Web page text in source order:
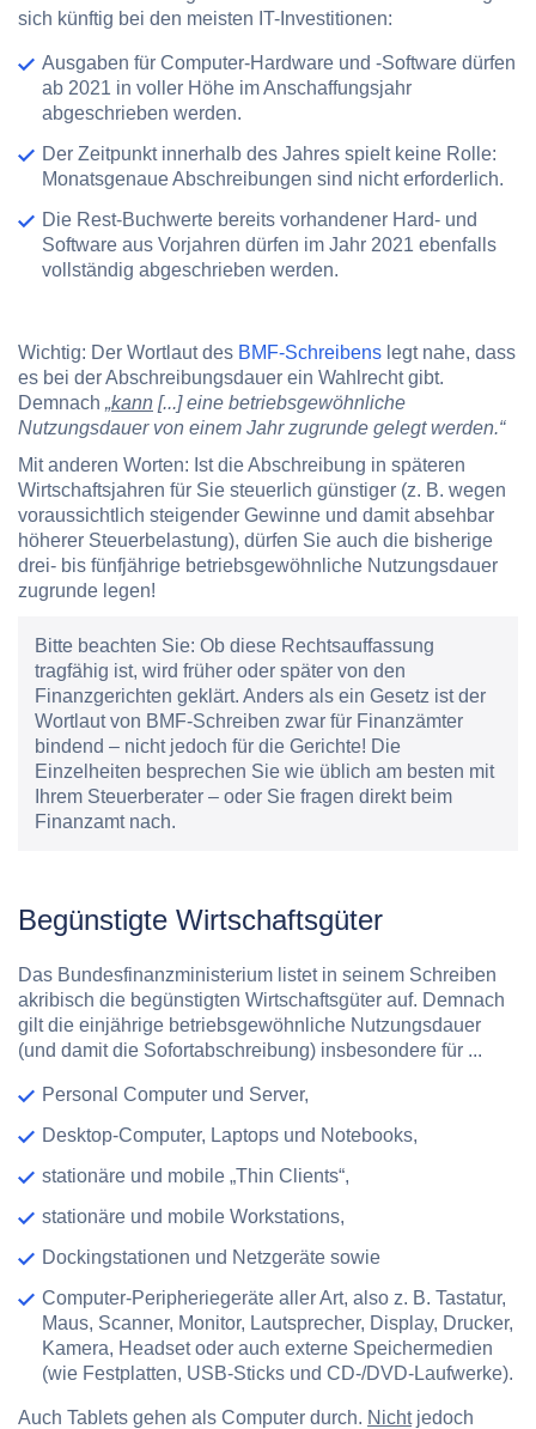
sich künftig bei den meisten IT-Investitionen:
Ausgaben für Computer-Hardware und -Software dürfen
ab 2021 in voller Höhe im Anschaffungsjahr
abgeschrieben werden.
Der Zeitpunkt innerhalb des Jahres spielt keine Rolle:
Monatsgenaue Abschreibungen sind nicht erforderlich.
Die Rest-Buchwerte bereits vorhandener Hard- und
Software aus Vorjahren dürfen im Jahr 2021 ebenfalls
vollständig abgeschrieben werden.
Wichtig: Der Wortlaut des BMF-Schreibens legt nahe, dass
es bei der Abschreibungsdauer ein Wahlrechtgibt.
Demnach „kann [...] eine betriebsgewöhnliche
Nutzungsdauer von einem Jahr zugrunde gelegt werden.“
Mit anderen Worten: Ist die Abschreibung in späteren
Wirtschaftsjahren für Sie steuerlich günstiger (z. B. wegen
voraussichtlich steigender Gewinne und damit absehbar
höherer Steuerbelastung), dürfen Sie auch die bisherige
drei- bis fünfjährige betriebsgewöhnliche Nutzungsdauer
zugrunde legen!
Bitte beachten Sie: Ob diese Rechtsauffassung
tragfähig ist, wird früher oder später von den
Finanzgerichten geklärt. Anders als ein Gesetz ist der
Wortlaut von BMF-Schreiben zwar für Finanzämter
bindend – nicht jedoch für die Gerichte! Die
Einzelheiten besprechen Sie wie üblich am besten mit
Ihrem Steuerberater – oder Sie fragen direkt beim
Finanzamt nach.
Begünstigte Wirtschaftsgüter
Das Bundesfinanzministerium listet in seinem Schreiben
akribisch die begünstigten Wirtschaftsgüter auf. Demnach
gilt die einjährige betriebsgewöhnliche Nutzungsdauer
(und damit die Sofortabschreibung) insbesondere für ...
Personal Computer und Server,
Desktop-Computer, Laptops und Notebooks,
stationäre und mobile „Thin Clients“,
stationäre und mobile Workstations,
Dockingstationen und Netzgeräte sowie
Computer-Peripheriegeräte aller Art, also z. B. Tastatur,
Maus, Scanner, Monitor, Lautsprecher, Display, Drucker,
Kamera, Headset oder auch externe Speichermedien
(wie Festplatten, USB-Sticks und CD-/DVD-Laufwerke).
Auch Tablets gehen als Computer durch. Nichtjedoch